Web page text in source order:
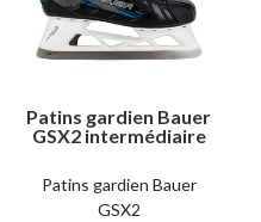
Patins gardien Bauer
GSX2 intermédiaire
Patins gardien Bauer
GSX2